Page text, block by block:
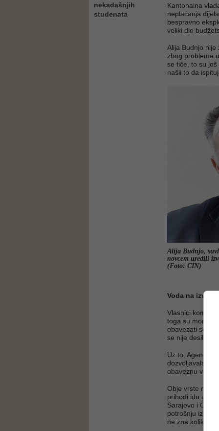
nekadašnjih
studenata
Kantonalna
neplaćanja
bespravno
veliki dio
Alija Budnjo nije
zbog problema
se tiče, to su
našli to da
Alija Budnjo,
novcem uredili
(Foto: CIN)
Voda na izvoli
Vlasnici
toga su morali
obavezati se na
se nije desilo.
Uz to, Agencija
dozvoljavala
obaveznu vodnu
Obje vrste
prihodi idu u
Sarajevo i
potrošnju iz
ne zna koliko je